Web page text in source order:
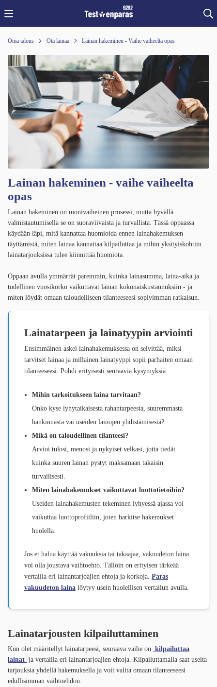
Oma talous Ota lainaa Lainan hakeminen - Vaihe vaiheelta opas
Lainan hakeminen - vaihe vaiheelta
opas
Lainan hakeminen on monivaiheinen prosessi, mutta hyvällä
valmistautumisella se on suoraviivaista ja turvallista. Tässä oppaassa
käydään läpi, mitä kannattaa huomioida ennen lainahakemuksen
täyttämistä, miten lainaa kannattaa kilpailuttaa ja mihin yksityiskohtiin
lainatarjouksissa tulee kiinnittää huomiota.
Oppaan avulla ymmärrät paremmin, kuinka lainasumma, laina-aika ja
todellinen vuosikorko vaikuttavat lainan kokonaiskustannuksiin - ja
miten löydät omaan taloudelliseen tilanteeseesi sopivimman ratkaisun.
Lainatarpeen ja lainatyypin arviointi
Ensimmäinen askel lainahakemuksessa on selvittää, miksi
tarvitset lainaa ja millainen lainatyyppi sopii parhaiten omaan
tilanteeseesi. Pohdi erityisesti seuraavia kysymyksiä:
Mihin tarkoitukseen laina tarvitaan?
Onko kyse lyhytaikaisesta rahantarpeesta, suuremmasta
hankinnasta vai useiden lainojen yhdistämisestä?
Mikä on taloudellinen tilanteesi?
Arvioi tulosi, menosi ja nykyiset velkasi, jotta tiedät
kuinka suuren lainan pystyt maksamaan takaisin
turvallisesti.
Miten lainahakemukset vaikuttavat luottotietoihin?
Useiden lainahakemusten tekeminen lyhyessä ajassa voi
vaikuttaa luottoprofiiliin, joten harkitse hakemukset
huolella.
Jos et halua käyttää vakuuksia tai takaajaa, vakuudeton laina
voi olla joustava vaihtoehto. Tällöin on erityisen tärkeää
vertailla eri lainantarjoajien ehtoja ja korkoja. Paras
vakuudeton laina löytyy usein huolellisen vertailun avulla.
Lainatarjousten kilpailuttaminen
Kun olet määritellyt lainatarpeesi, seuraava vaihe on kilpailuttaa
lainat ja vertailla eri lainantarjoajien ehtoja. Kilpailuttamalla saat useita
tarjouksia yhdellä hakemuksella ja voit valita omaan tilanteeseesi
edullisimman vaihtoehdon.